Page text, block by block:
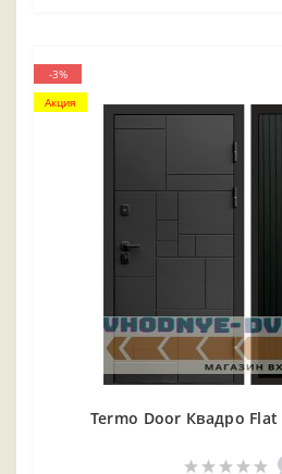
-3%
Акция
Termo Door Квадро